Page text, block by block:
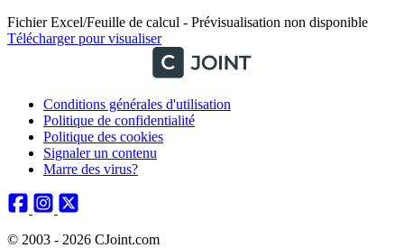
Fichier Excel/Feuille de calcul - Prévisualisation non disponible
Télécharger pour visualiser
Conditions générales d'utilisation
Politique de confidentialité
Politique des cookies
Signaler un contenu
Marre des virus?
© 2003 - 2026 CJoint.com